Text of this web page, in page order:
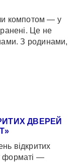
компотом — у
Це не
З родинами,
ДВЕРЕЙ
відкритих
форматі —